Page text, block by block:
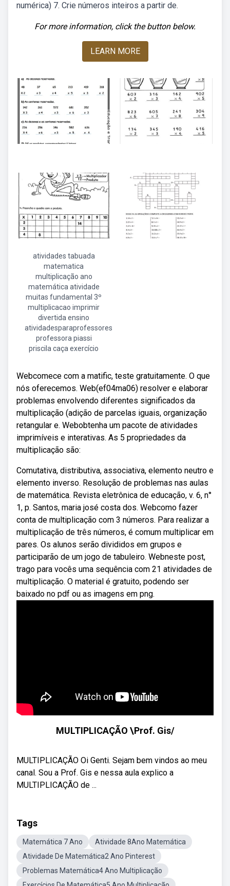
numérica) 7. Crie números inteiros a partir de.
For more information, click the button below.
LEARN MORE
atividades tabuada
matematica
multiplicação ano
matemática atividade
muitas fundamental 3º
multiplicacao imprimir
divertida ensino
atividadesparaprofessores
professora piassi
priscila caça exercício
Webcomece com a matific, teste gratuitamente. O que
nós oferecemos. Web(ef04ma06) resolver e elaborar
problemas envolvendo diferentes significados da
multiplicação (adição de parcelas iguais, organização
retangular e. Webobtenha um pacote de atividades
imprimíveis e interativas. As 5 propriedades da
multiplicação são:
Comutativa, distributiva, associativa, elemento neutro e
elemento inverso. Resolução de problemas nas aulas
de matemática. Revista eletrônica de educação, v. 6, n°
1, p. Santos, maria josé costa dos. Webcomo fazer
conta de multiplicação com 3 números. Para realizar a
multiplicação de três números, é comum multiplicar em
pares. Os alunos serão divididos em grupos e
participarão de um jogo de tabuleiro. Webneste post,
trago para vocês uma sequência com 21 atividades de
multiplicação. O material é gratuito, podendo ser
baixado no pdf ou as imagens em png.
MULTIPLICAÇÃO \Prof. Gis/
MULTIPLICAÇÃO Oi Genti. Sejam bem vindos ao meu
canal. Sou a Prof. Gis e nessa aula explico a
MULTIPLICAÇÃO de ...
Tags
Matemática 7 Ano
Atividade 8Ano Matemática
Atividade De Matemática2 Ano Pinterest
Problemas Matemática4 Ano Multiplicação